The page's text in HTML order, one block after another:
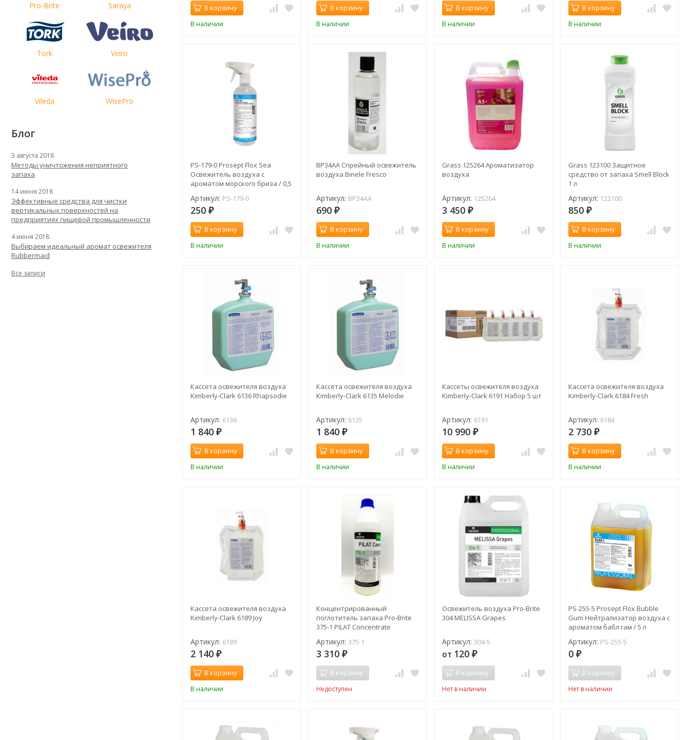
В корзину
В наличии
В корзину
В наличии
В корзину
В наличии
В корзину
В наличии
PS-179-0 Prosept Flox Sea
Освежитель воздуха с
ароматом морского бриза / 0,5
Артикул: PS-179-0
250 ₽
В корзину
В наличии
BP34AA Спрейный освежитель
воздуха Binele Fresco
Артикул: BP34AA
690 ₽
В корзину
В наличии
Grass 125264 Ароматизатор
воздуха
Артикул: 125264
3 450₽
В корзину
В наличии
Grass 123100 Защитное
средство от запаха Smell Block
1 л
Артикул: 123100
850 ₽
В корзину
В наличии
Кассета освежителя воздуха
Kimberly-Clark 6136 Rhapsodie
Артикул: 6136
1 840 ₽
В корзину
В наличии
Кассета освежителя воздуха
Kimberly-Clark 6135 Melodie
Артикул: 6135
1 840 ₽
В корзину
В наличии
Кассеты освежителя воздуха
Kimberly-Clark 6191 Набор 5 шт
Артикул: 6191
10 990₽
В корзину
В наличии
Кассета освежителя воздуха
Kimberly-Clark 6184 Fresh
Артикул: 6184
2 730 ₽
В корзину
В наличии
Кассета освежителя воздуха
Kimberly-Clark 6189 Joy
Артикул: 6189
2 140 ₽
В корзину
В наличии
Концентрированный
поглотитель запаха Pro-Brite
375-1 PILAT Concentrate
Артикул: 375-1
3 310 ₽
В корзину
Недоступен
Освежитель воздуха Pro-Brite
304 MELISSA Grapes
Артикул: 304-5
от 120₽
В корзину
Нет в наличии
PS-255-5 Prosept Flox Bubble
Gum Нейтрализатор воздуха с
ароматом бабл гам / 5 л
Артикул: PS-255-5
0 ₽
В корзину
Нет в наличии
Pro-Brite Saraya
Tork Veiro
Vileda WisePro
Блог
3 августа 2018
Методы уничтожения неприятного
запаха
14 июня 2018
Эффективные средства для чистки
вертикальных поверхностей на
предприятиях пищевой промышленности
4 июня 2018
Выбираем идеальный аромат освежителя
Rubbermaid
Все записи